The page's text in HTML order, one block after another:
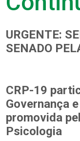
URGENTE:
SENADO
CRP-19
Governança
promovida
Psicologia